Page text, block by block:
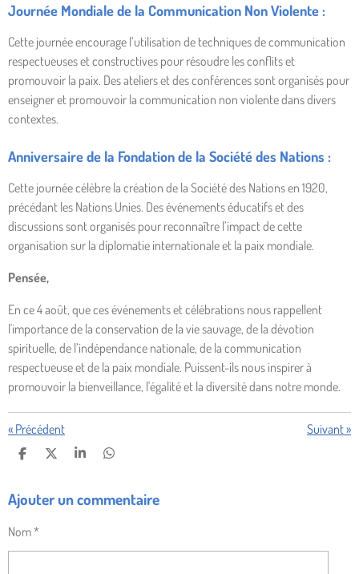
Journée Mondiale de la Communication Non Violente :
Cette journée encourage l’utilisation de techniques de communication
respectueuses et constructives pour résoudre les conflits et
promouvoir la paix. Des ateliers et des conférences sont organisés pour
enseigner et promouvoir la communication non violente dans divers
contextes.
Anniversaire de la Fondation de la Société des Nations :
Cette journée célèbre la création de la Société des Nations en 1920,
précédant les Nations Unies. Des événements éducatifs et des
discussions sont organisés pour reconnaître l’impact de cette
organisation sur la diplomatie internationale et la paix mondiale.
Pensée,
En ce 4 août, que ces événements et célébrations nous rappellent
l'importance de la conservation de la vie sauvage, de la dévotion
spirituelle, de l’indépendance nationale, de la communication
respectueuse et de la paix mondiale. Puissent-ils nous inspirer à
promouvoir la bienveillance, l'égalité et la diversité dans notre monde.
« Précédent Suivant»
P
T
A
E
R
P
T
A
R
P
T
A
R
P
T
A
R
Ajouter un commentaire
Nom *